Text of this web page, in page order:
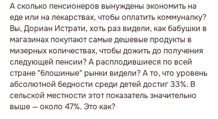
А сколько пенсионеров вынуждены экономить на
еде или на лекарствах, чтобы оплатить коммуналку?
Вы, Дориан Истрати, хоть раз видели, как бабушки в
магазинах покупают самые дешевые продукты в
мизерных количествах, чтобы дожить до получения
следующей пенсии? А расплодившиеся по всей
стране "блошиные" рынки видели? А то, что уровень
абсолютной бедности среди детей достиг 33%. В
сельской местности этот показатель значительно
выше — около 47%. Это как?